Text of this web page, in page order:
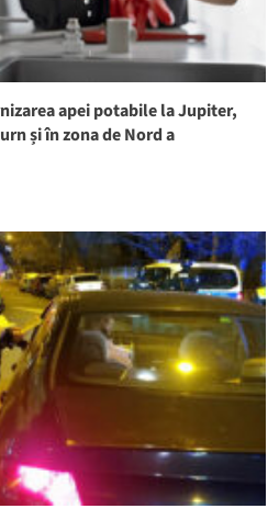
apei potabile la Jupiter,
și în zona de Nord a